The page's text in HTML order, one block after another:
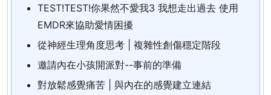
TEST!TEST!你果然不愛我3 我想走出過去 使用
EMDR來協助愛情困擾
從神經生理角度思考 | 複雜性創傷穩定階段
邀請內在小孩開派對--事前的準備
對放鬆感覺痛苦 | 與內在的感覺建立連結